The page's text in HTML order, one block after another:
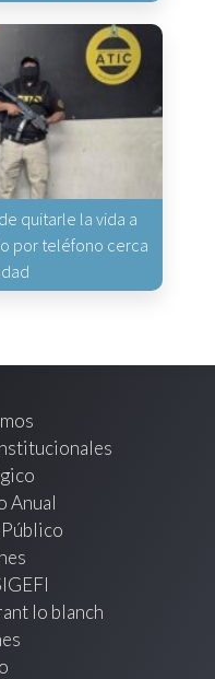
quitarle la vida a
por teléfono cerca
Anual
lo blanch